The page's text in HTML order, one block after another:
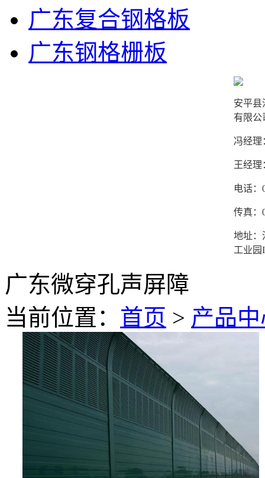
广东复合钢格板
广东钢格栅板
安平县
有限公
冯经理
王经理
电话：
传真：
地址：
工业园
广东微穿孔声屏障
当前位置： 首页 > 产品